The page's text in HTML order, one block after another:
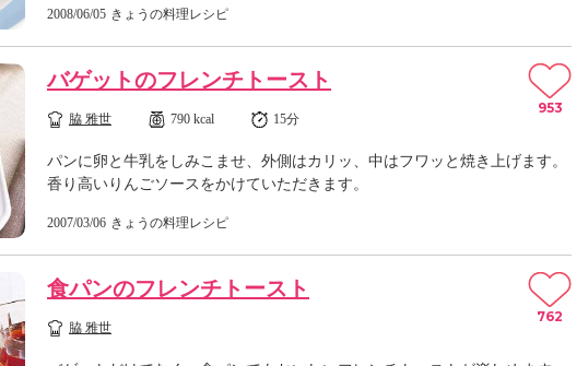
2008/06/05 きょうの料理レシピ
バゲットのフレンチトースト
脇 雅世 790 kcal 15分
パンに卵と牛乳をしみこませ、外側はカリッ、中はフワッと焼き上げます。
香り高いりんごソースをかけていただきます。
2007/03/06 きょうの料理レシピ
953
食パンのフレンチトースト
脇 雅世
762